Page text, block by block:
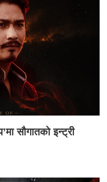
सौगातको इन्ट्री